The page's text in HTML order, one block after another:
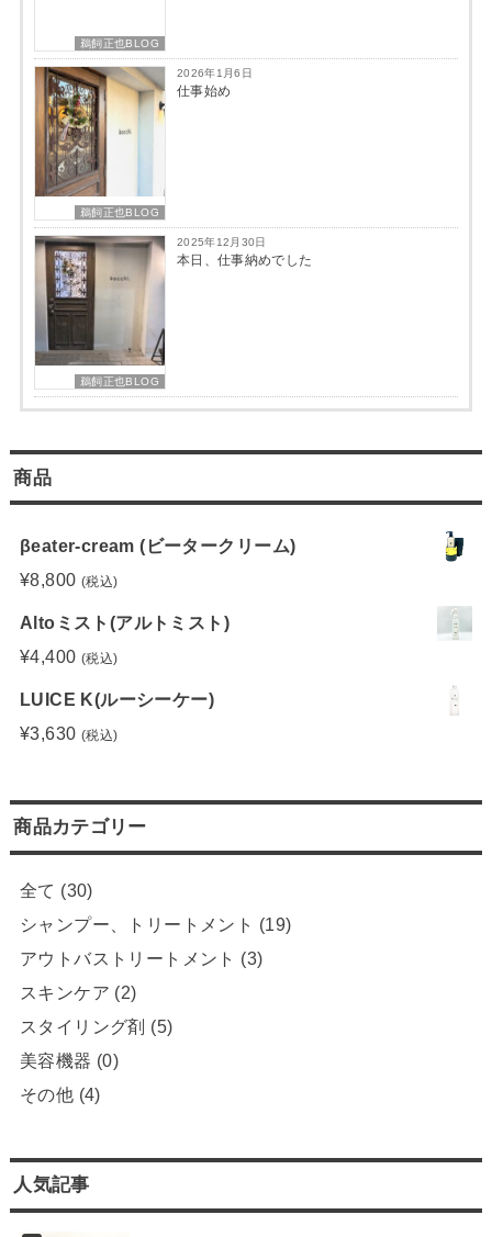
鵜飼正也BLOG
鵜飼正也BLOG
2026年1月6日
仕事始め
鵜飼正也BLOG
2025年12月30日
本日、仕事納めでした
商品
βeater-cream (ビータークリーム)
¥8,800 (税込)
Altoミスト(アルトミスト)
¥4,400 (税込)
LUICE K(ルーシーケー)
¥3,630 (税込)
商品カテゴリー
全て (30)
シャンプー、トリートメント (19)
アウトバストリートメント (3)
スキンケア (2)
スタイリング剤 (5)
美容機器 (0)
その他 (4)
人気記事